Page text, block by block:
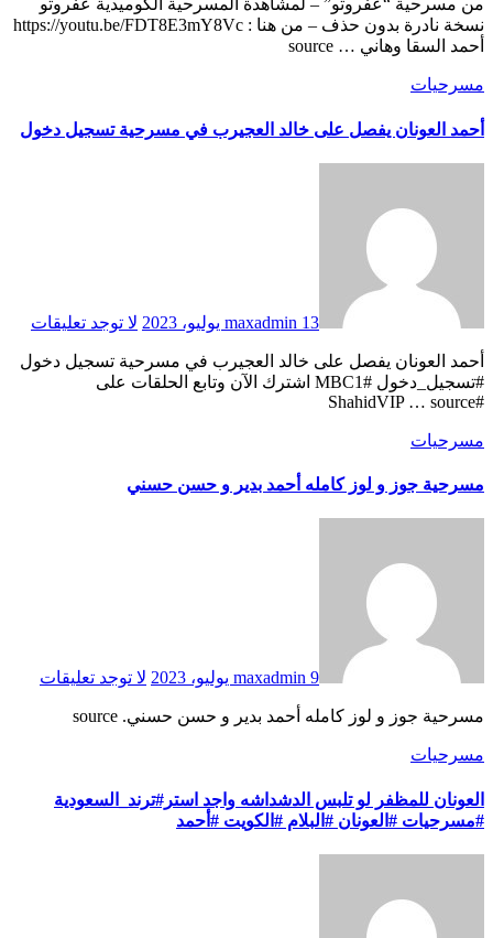
من مسرحية “عفروتو” – لمشاهدة المسرحية الكوميدية عفروتو
نسخة نادرة بدون حذف – من هنا : https://youtu.be/FDT8E3mY8Vc
أحمد السقا وهاني … source
مسرحيات
أحمد العونان يفصل على خالد العجيرب في مسرحية تسجيل دخول
maxadmin 13 يوليو، 2023 لا توجد تعليقات
#تسجيل_دخول #MBC1 اشترك الآن وتابع الحلقات على
#ShahidVIP … source
مسرحيات
مسرحية جوز و لوز كامله أحمد بدير و حسن حسني
maxadmin 9 يوليو، 2023 لا توجد تعليقات
مسرحية جوز و لوز كامله أحمد بدير و حسن حسني. source
مسرحيات
العونان للمظفر لو تلبس الدشداشه واجد استر#ترند_السعودية
#مسرحيات #العونان #البلام #الكويت #أحمد